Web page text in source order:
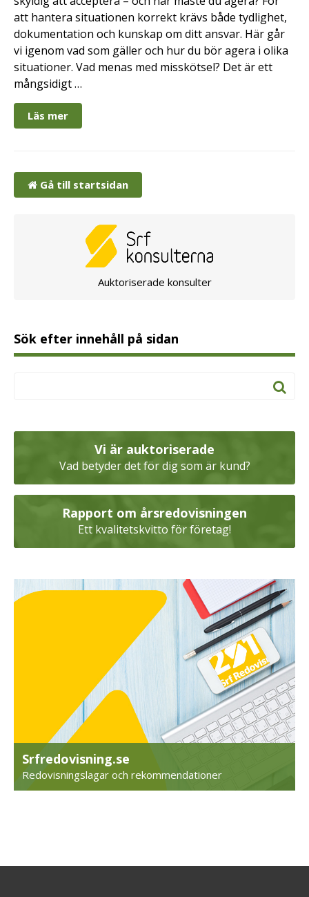
att hantera situationen korrekt krävs både tydlighet,
dokumentation och kunskap om ditt ansvar. Här går
vi igenom vad som gäller och hur du bör agera i olika
situationer. Vad menas med misskötsel? Det är ett
mångsidigt …
Läs mer
Gå till startsidan
Auktoriserade konsulter
Sök efter innehåll på sidan
Vi är auktoriserade
Vad betyder det för dig som är kund?
Rapport om årsredovisningen
Ett kvalitetskvitto för företag!
Srfredovisning.se
Redovisningslagar och rekommendationer